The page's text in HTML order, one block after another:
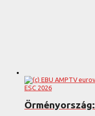
ESC 2026